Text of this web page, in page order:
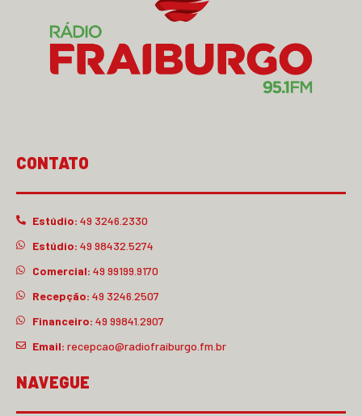
CONTATO
Estúdio: 49 3246.2330
Estúdio: 49 98432.5274
Comercial: 49 99199.9170
Recepção: 49 3246.2507
Financeiro: 49 99841.2907
Email: recepcao@radiofraiburgo.fm.br
NAVEGUE